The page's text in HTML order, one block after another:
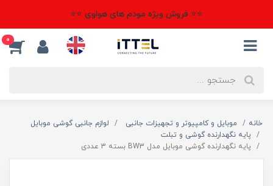
⭐⭐ فروش ویژه مودم های هواوی ⭐⭐
0
خانه موبایل و کامپیوتر و تجهیزات جانبی
لوازم جانبی گوشی موبایل
پایه نگهدارنده گوشی و تبلت
پایه نگهدارنده گوشی موبایل مدل BW3 بسته 3 عددی